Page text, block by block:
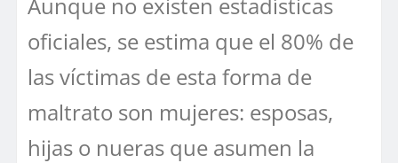
oficiales, se estima que el 80% de
las víctimas de esta forma de
maltrato son mujeres: esposas,
hijas o nueras que asumen la